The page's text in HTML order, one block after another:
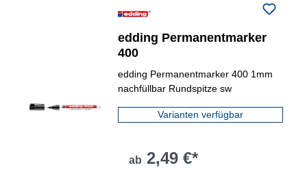
edding Permanentmarker
400
edding Permanentmarker 400 1mm
nachfüllbar Rundspitze sw
Varianten verfügbar
ab 2,49 €*